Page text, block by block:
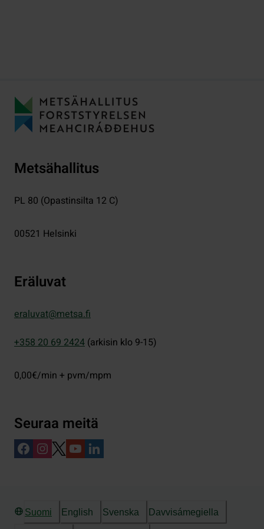
Metsähallitus
PL 80 (Opastinsilta 12 C)
00521 Helsinki
Eräluvat
eraluvat@metsa.fi
+358 20 69 2424 (arkisin klo 9-15)
0,00€/min + pvm/mpm
Seuraa meitä
Suomi English Svenska Davvisámegiella